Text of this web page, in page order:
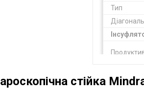
Тип
Діагональ
Ендоскоп
стійка